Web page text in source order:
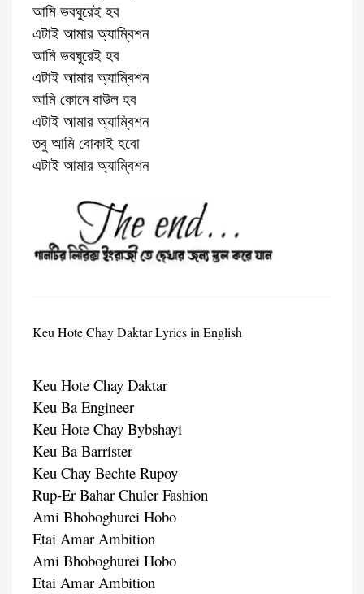
আমি ভবঘুরেই হব
এটাই আমার অ্যাম্বিশন
আমি ভবঘুরেই হব
এটাই আমার অ্যাম্বিশন
আমি কোনে বাউল হব
এটাই আমার অ্যাম্বিশন
তবু আমি বোকাই হবো
এটাই আমার অ্যাম্বিশন
Keu Hote Chay Daktar Lyrics in English
Keu Hote Chay Daktar
Keu Ba Engineer
Keu Hote Chay Bybshayi
Keu Ba Barrister
Keu Chay Bechte Rupoy
Rup-Er Bahar Chuler Fashion
Ami Bhoboghurei Hobo
Etai Amar Ambition
Ami Bhoboghurei Hobo
Etai Amar Ambition